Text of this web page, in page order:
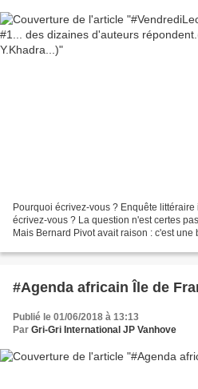
Pourquoi écrivez-vous ? Enquête
écrivez-vous ? La question n'est certes
Mais Bernard Pivot avait raison : c'est
#Agenda africain Île de
Publié le 01/06/2018 à 13:13
Par Gri-Gri International JP Vanhove